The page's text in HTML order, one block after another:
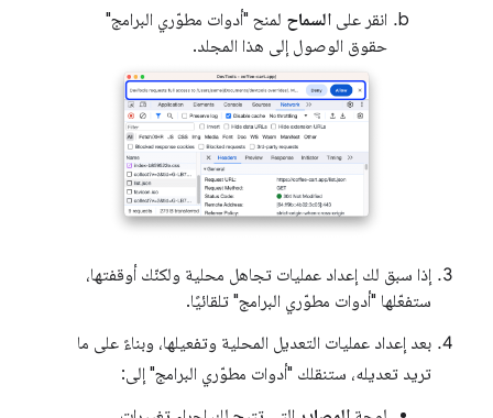
انقر على السماح لمنح "أدوات مطوّري البرامج"
حقوق الوصول إلى هذا المجلد.
إذا سبق لك إعداد عمليات تجاهل محلية ولكنّك أوقفتها،
ستفعّلها "أدوات مطوّري البرامج" تلقائيًا.
بعد إعداد عمليات التعديل المحلية وتفعيلها، وبناءً على ما
تريد تعديله، ستنقلك "أدوات مطوّري البرامج" إلى: